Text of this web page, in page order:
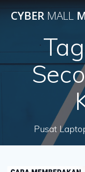
CYBER MALL
Pusat